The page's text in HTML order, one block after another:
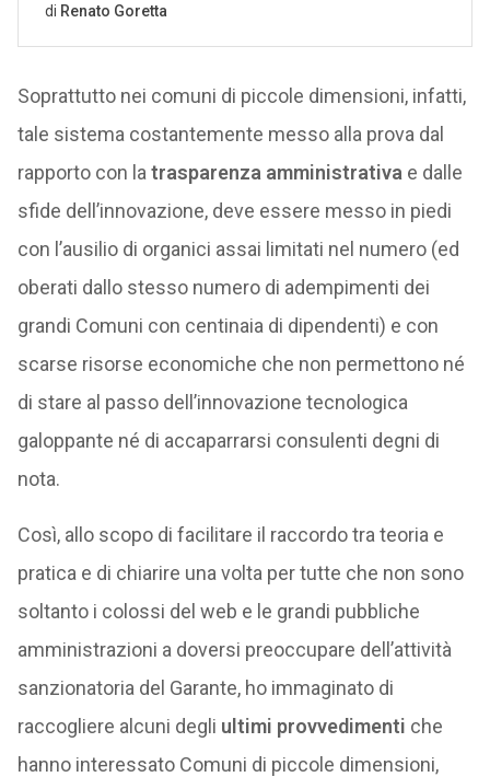
Soprattutto nei comuni di piccole dimensioni, infatti,
tale sistema costantemente messo alla prova dal
rapporto con la trasparenza amministrativa e dalle
sfide dell’innovazione, deve essere messo in piedi
con l’ausilio di organici assai limitati nel numero (ed
oberati dallo stesso numero di adempimenti dei
grandi Comuni con centinaia di dipendenti) e con
scarse risorse economiche che non permettono né
di stare al passo dell’innovazione tecnologica
galoppante né di accaparrarsi consulenti degni di
nota.
Così, allo scopo di facilitare il raccordo tra teoria e
pratica e di chiarire una volta per tutte che non sono
soltanto i colossi del web e le grandi pubbliche
amministrazioni a doversi preoccupare dell’attività
sanzionatoria del Garante, ho immaginato di
raccogliere alcuni degli ultimi provvedimenti che
hanno interessato Comuni di piccole dimensioni,